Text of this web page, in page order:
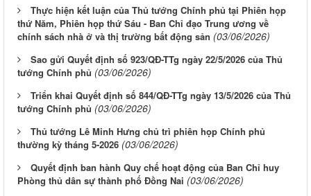
Thực hiện kết luận của Thủ tướng Chính phủ tại Phiên họp
thứ Năm, Phiên họp thứ Sáu - Ban Chỉ đạo Trung ương về
chính sách nhà ở và thị trường bất động sản (03/06/2026)
Sao gửi Quyết định số 923/QĐ-TTg ngày 22/5/2026 của Thủ
tướng Chính phủ (03/06/2026)
Triển khai Quyết định số 844/QĐ-TTg ngày 13/5/2026 của Thủ
tướng Chính phủ (03/06/2026)
Thủ tướng Lê Minh Hưng chủ trì phiên họp Chính phủ
thường kỳ tháng 5-2026 (03/06/2026)
Quyết định ban hành Quy chế hoạt động của Ban Chỉ huy
Phòng thủ dân sự thành phố Đồng Nai (03/06/2026)